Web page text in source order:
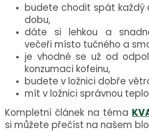
budete chodit spát každý
dobu,
dáte si lehkou a
večeři místo tučného a
je vhodné se už od
konzumaci kofeinu,
budete v ložnici dobře
mít v ložnici správnou
Kompletní článek na téma
si můžete přečíst na našem